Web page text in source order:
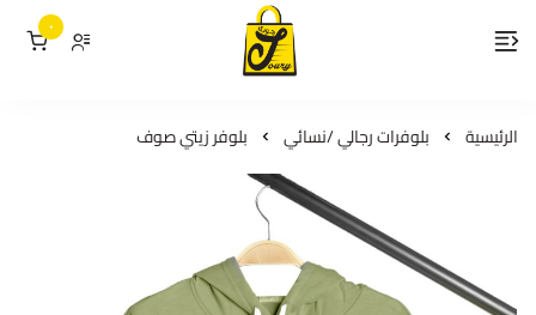
لمسات جوري
٠
الرئيسية بلوفرات رجالي /نسائي بلوفر زيتي صوف